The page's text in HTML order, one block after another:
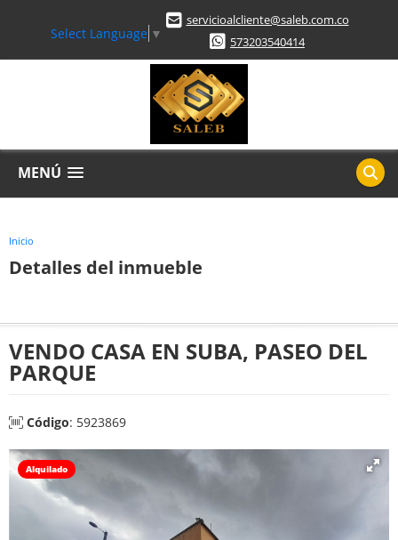
Select Language ▼
servicioalcliente@saleb.com.co
573203540414
MENÚ
Inicio
Detalles del inmueble
VENDO CASA EN SUBA, PASEO DEL
PARQUE
Código: 5923869
Alquilado